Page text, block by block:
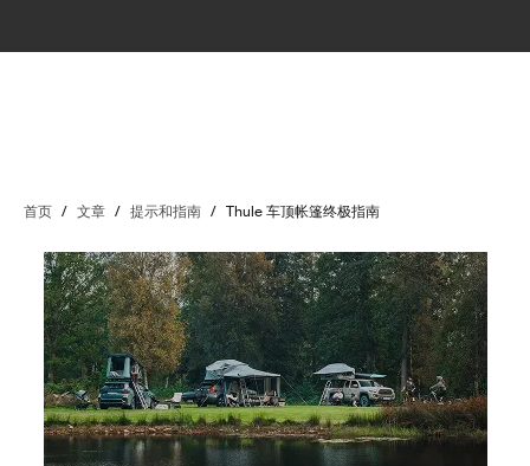
首页 / 文章 / 提示和指南 / Thule 车顶帐篷终极指南